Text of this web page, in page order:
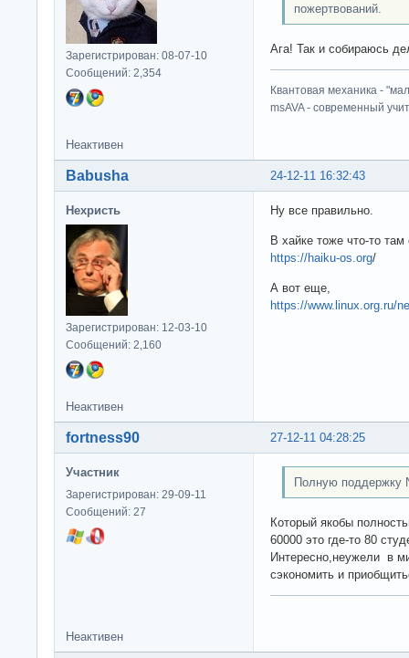
Зарегистрирован: 08-07-10
Сообщений: 2,354
пожертвований.
Ага! Так и собираюсь
Квантовая механика -
msAVA - современный
Неактивен
24-12-11 16:32:43
Babusha
Нехристь
Зарегистрирован: 12-03-10
Сообщений: 2,160
Ну все правильно.
В хайке тоже что-то
https://haiku-os.org/
А вот еще,
https://www.linux.org.ru/
Неактивен
27-12-11 04:28:25
fortness90
Участник
Зарегистрирован: 29-09-11
Сообщений: 27
Полную поддержку
Который якобы
60000 это где-то 80
Интересно,неужели в
сэкономить и
Неактивен